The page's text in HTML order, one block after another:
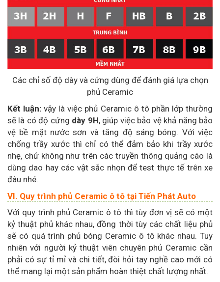
Các chỉ số độ dày và cứng dùng để đánh giá lựa chọn
phủ Ceramic
Kết luận: vậy là việc phủ Ceramic ô tô phần lớp thường
sẽ là có độ cứng dày 9H, giúp việc bảo vệ khả năng bảo
vệ bề mặt nước sơn và tăng độ sáng bóng. Với việc
chống trầy xước thì chỉ có thể đảm bảo khi trầy xước
nhẹ, chứ không như trên các truyền thông quảng cáo là
dùng dao hay các vật sắc nhọn để test thực tế trên xe
đâu nhé.
VI. Quy trình phủ Ceramic ô tô tại Tiến Phát Auto
Với quy trình phủ Ceramic ô tô thì tùy đơn vị sẽ có một
kỷ thuật phủ khác nhau, đồng thời tùy các chất liệu phủ
sẽ có quá trình phủ bóng Ceramic ô tô khác nhau. Tuy
nhiên với người kỷ thuật viên chuyên phủ Ceramic cần
phải có sự tỉ mỉ và chi tiết, đòi hỏi tay nghề cao mới có
thể mang lại một sản phẩm hoàn thiệt chất lượng nhất.